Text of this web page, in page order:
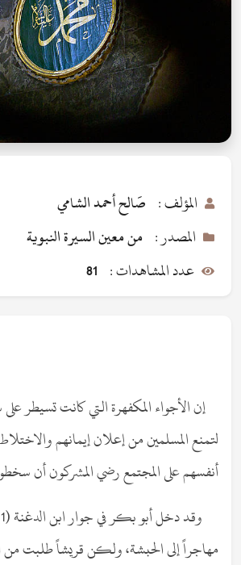
المؤلف : صَالح أحمد الشامي
المصدر : من معين السيرة النبوية
عدد المشاهدات : 81
إن الأجواء المكفهرة التي كانت تسيطر
لتمنع المسلمين من إعلان إيمانهم
أنفسهم على المجتمع رضي المشركون أن
مهاجراً إلى الحبشة، ولكن قريشاً طلبت من